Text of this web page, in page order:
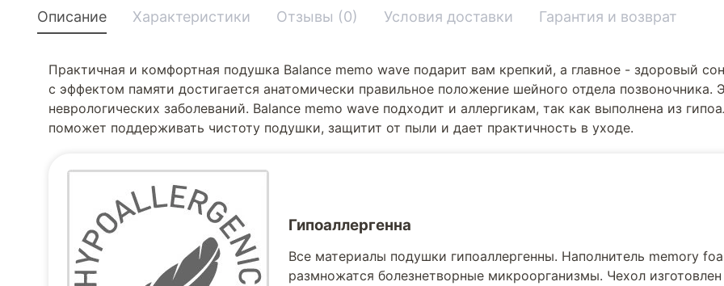
Описание Характеристики Отзывы (0) Условия доставки Гарантия и возврат
Практичная и комфортная подушка Balance memo wave подарит вам крепкий, а главное - здоровый
с эффектом памяти достигается анатомически правильное положение шейного отдела
неврологических заболеваний. Balance memo wave подходит и аллергикам, так как выполнена из
поможет поддерживать чистоту подушки, защитит от пыли и дает практичность в уходе.
Гипоаллергенна
Все материалы подушки гипоаллергенны. Наполнитель memory
размножатся болезнетворные микроорганизмы. Чехол